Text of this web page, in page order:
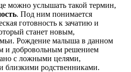
можно услышать такой термин,
. Под ним понимается
готовность к зачатию и
станет новым,
Рождение малыша в данном
и добровольным решением
с ложными целями,
близкими родственниками.